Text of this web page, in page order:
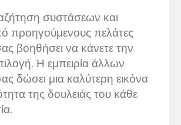
συστάσεων και
προηγούμενους πελάτες
βοηθήσει να κάνετε την
Η εμπειρία άλλων
δώσει μια καλύτερη εικόνα
της δουλειάς του κάθε